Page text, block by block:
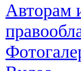
Авторам